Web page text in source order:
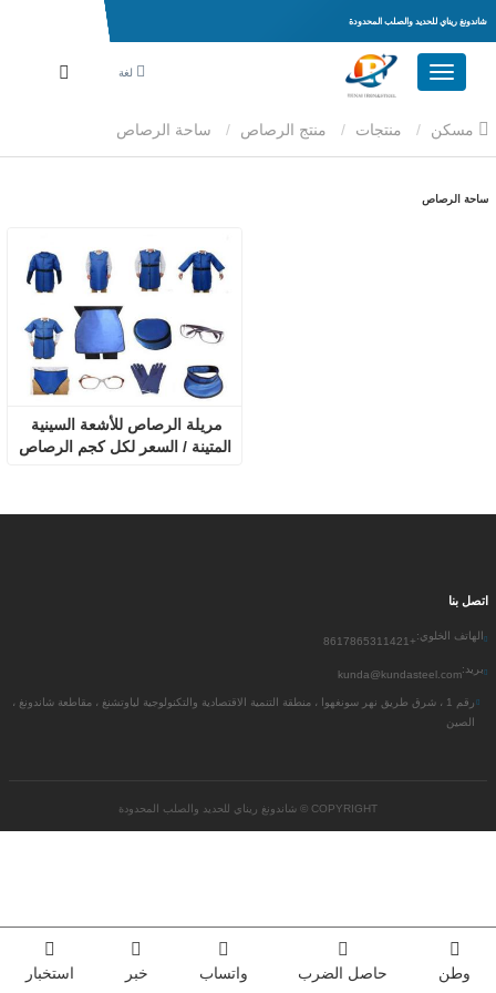
شاندونغ ريناي للحديد والصلب المحدودة
لغة
منتجات منتج الرصاص
ساحة الرصاص
المتينة / السعر لكل كجم الرصاص
اتصل بنا
الهاتف الخلوي:+8617865311421
بريد:kunda@kundasteel.com
رقم 1 ، شرق طريق نهر سونغهوا ، منطقة التنمية الاقتصادية والتكنولوجية لياوتشنغ ، مقاطعة شاندونغ ،
الصين
COPYRIGHT © شاندونغ ريناي للحديد والصلب المحدودة
وطن حاصل الضرب واتساب خبر استخبار